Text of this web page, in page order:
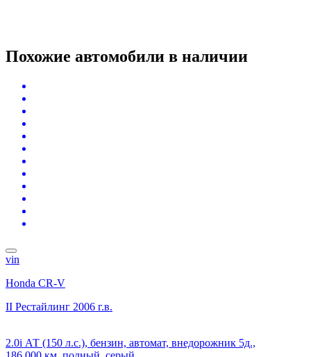
Похожие автомобили в наличии
vin
Honda CR-V
II Рестайлинг 2006 г.в.
2.0i АТ (150 л.с.), бензин, автомат, внедорожник 5д.,